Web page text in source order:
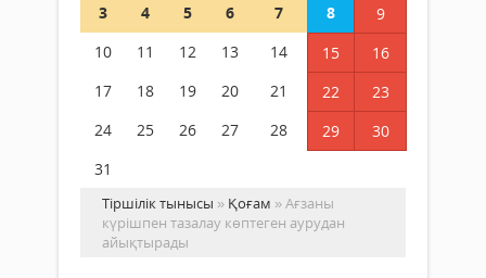
3
4 5 6 7 8
9
10
11 12 13 14 15
16
17
18 19 20 21 22
23
24
25 26 27 28 29
30
31
Тіршілік тынысы » Қоғам » Ағзаны
күрішпен тазалау көптеген аурудан
айықтырады